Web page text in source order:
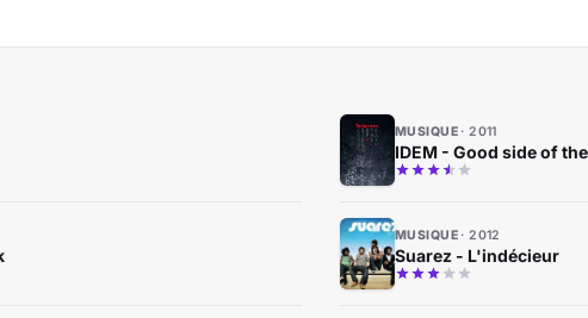
MUSIQUE 2011
IDEM - Good side of
MUSIQUE 2012
Suarez - L'indécieur